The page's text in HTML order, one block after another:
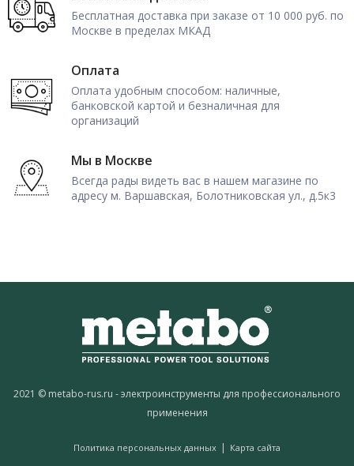
Бесплатная доставка при заказе от 10 000 руб. по
Москве в пределах МКАД
Оплата
Оплата удобным способом: наличные,
банковской картой и безналичная для
организаций
Мы в Москве
Всегда рады видеть вас в нашем магазине по
адресу м. Варшавская, Болотниковская ул., д.5к3
2021 © metabo-rus.ru - электроинструменты для профессионального
применения
Политика персональных данных | Карта сайта